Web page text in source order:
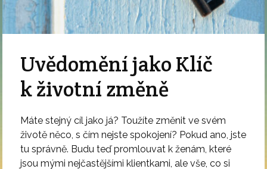
Uvědomění jako Klíč
k životní změně
Máte stejný cíl jako já? Toužíte změnit ve svém
životě něco, s čím nejste spokojení? Pokud ano, jste
tu správně. Budu teď promlouvat k ženám, které
jsou mými nejčastějšími klientkami, ale vše, co si